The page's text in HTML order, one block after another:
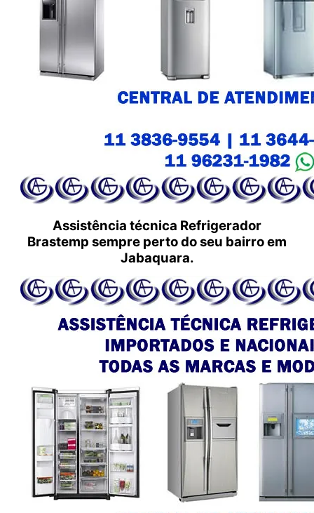
Assistência técnica Refrigerador
Brastemp sempre perto do seu bairro em
Jabaquara.